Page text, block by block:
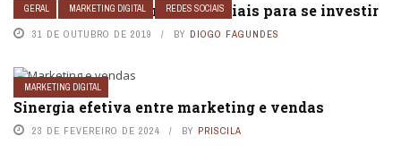
GERAL MARKETING DIGITAL REDES SOCIAIS
Quais as melhores mídias sociais para se investir
31 DE OUTUBRO DE 2019 BY DIOGO FAGUNDES
MARKETING DIGITAL
Sinergia efetiva entre marketing e vendas
23 DE FEVEREIRO DE 2024 BY PRISCILA